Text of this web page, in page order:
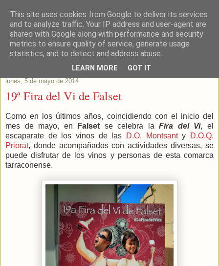
Este Vino Me Gusta
Vinos y más cosas
lunes, 5 de mayo de 2014
19ª Fira del Vi de Falset
Como en los últimos años, coincidiendo con el inicio del
mes de mayo, en
Falset se celebra laFira del Vi, el
escaparate de los vinos de las
D.O. Montsanty
D.O.Q.
Priorat, donde acompañados con actividades diversas, se
puede disfrutar de los vinos y personas de esta comarca
tarraconense.
This site uses cookies from Google to deliver its services
and to analyze traffic. Your IP address and user-agent are
shared with Google along with performance and security
metrics to ensure quality of service, generate usage
statistics, and to detect and address abuse.
LEARN MORE GOT IT